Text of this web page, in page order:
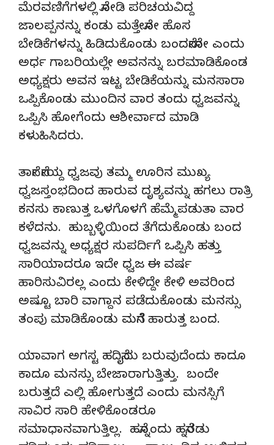
ಮೆರವಣಿಗೆಗಳಲ್ಲಿ ನೋಡಿ ಪರಿಚಯವಿದ್ದ
ಜಾಲಪ್ಪನನ್ನು ಕಂಡು ಮತ್ತೇನೋ ಹೊಸ
ಬೇಡಿಕೆಗಳನ್ನು ಹಿಡಿದುಕೊಂಡು ಬಂದನೇನೋ ಎಂದು
ಅರ್ಧ ಗಾಬರಿಯಲ್ಲೇ ಅವನನ್ನು ಬರಮಾಡಿಕೊಂಡ
ಅಧ್ಯಕ್ಷರು ಅವನ ಇಟ್ಟ ಬೇಡಿಕೆಯನ್ನು ಮನಸಾರಾ
ಒಪ್ಪಿಕೊಂಡು ಮುಂದಿನ ವಾರ ತಂದು ಧ್ವಜವನ್ನು
ಒಪ್ಪಿಸಿ ಹೋಗೆಂದು ಆಶೀರ್ವಾದ ಮಾಡಿ
ಕಳುಹಿಸಿದರು.
ತಾನೇ ನೇಯ್ದ ಧ್ವಜವು ತಮ್ಮ ಊರಿನ ಮುಖ್ಯ
ಧ್ವಜಸ್ತಂಭದಿಂದ ಹಾರುವ ದೃಶ್ಯವನ್ನು ಹಗಲು ರಾತ್ರಿ
ಕನಸು ಕಾಣುತ್ತ ಒಳಗೊಳಗೆ ಹೆಮ್ಮೆಪಡುತಾ ವಾರ
ಕಳೆದನು. ಹುಬ್ಬಳ್ಳಿಯಿಂದ ತೆಗೆದುಕೊಂಡು ಬಂದ
ಧ್ವಜವನ್ನು ಅಧ್ಯಕ್ಷರ ಸುಪರ್ದಿಗೆ ಒಪ್ಪಿಸಿ ಹತ್ತು
ಸಾರಿಯಾದರೂ ಇದೇ ಧ್ವಜ ಈ ವರ್ಷ
ಹಾರಿಸುವಿರಲ್ಲ ಎಂದು ಕೇಳಿದ್ದೇ ಕೇಳಿ ಅವರಿಂದ
ಅಷ್ಟೂ ಬಾರಿ ವಾಗ್ದಾನ ಪಡೆದುಕೊಂಡು ಮನಸ್ಸು
ತಂಪು ಮಾಡಿಕೊಂಡು ಮನೆಗೆ ಹಾರುತ್ತ ಬಂದ.
ಯಾವಾಗ ಅಗಸ್ಟ ಹದಿನೈದು ಬರುವುದೆಂದು ಕಾದೂ
ಕಾದೂ ಮನಸ್ಸು ಬೇಜಾರಾಗುತ್ತಿತ್ತು. ಬಂದೇ
ಬರುತ್ತದೆ ಎಲ್ಲಿ ಹೋಗುತ್ತದೆ ಎಂದು ಮನಸ್ಸಿಗೆ
ಸಾವಿರ ಸಾರಿ ಹೇಳಿಕೊಂಡರೂ
ಸಮಾಧಾನವಾಗುತ್ತಿಲ್ಲ. ಹನ್ನೊಂದು ಹನ್ನೆರಡು